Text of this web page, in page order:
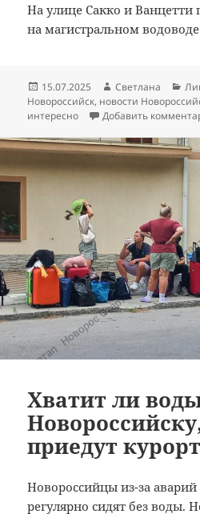
На улице Сакко и
на магистральном
Опубликовано
15.07.2025 Автор
Светлана
Новороссийск, новости
интересно
Добавить
Хватит ли
приедут
Новороссийцы из-за
регулярно сидят без воды.